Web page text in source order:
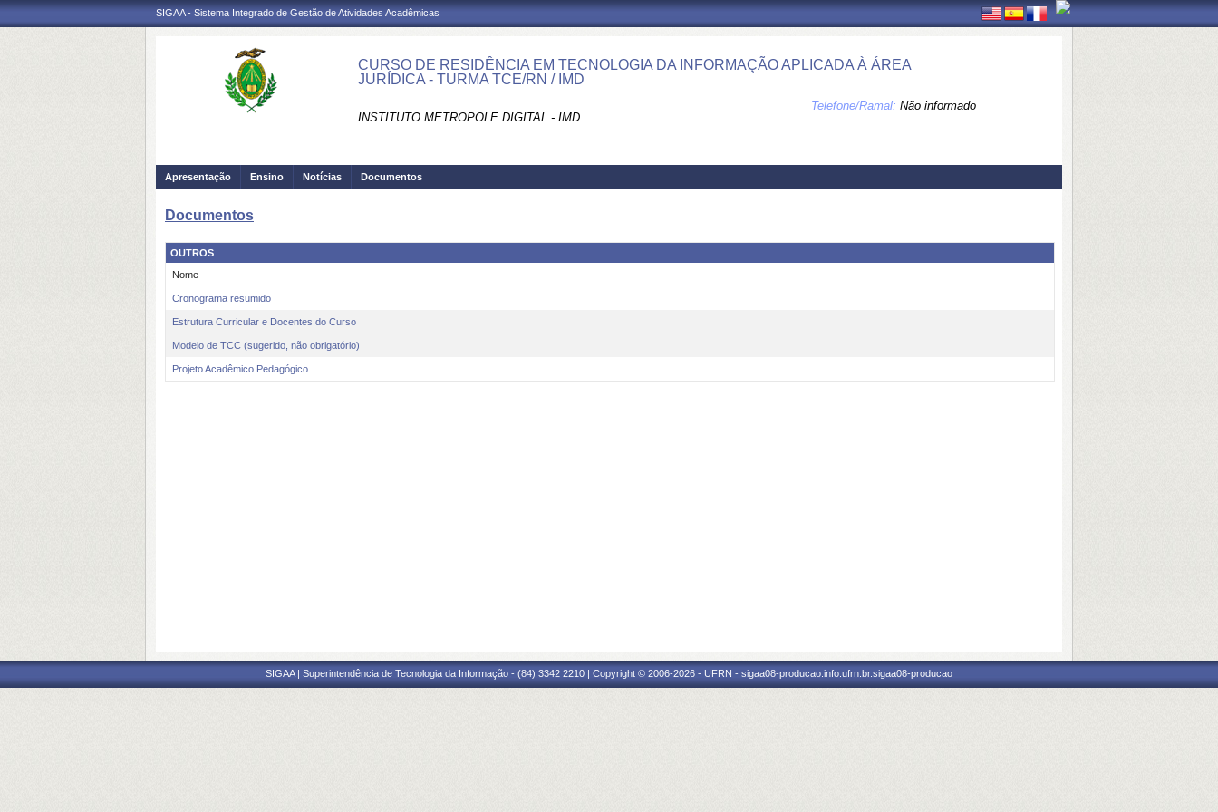
SIGAA - Sistema Integrado de Gestão de Atividades Acadêmicas
CURSO DE RESIDÊNCIA EM TECNOLOGIA DA INFORMAÇÃO APLICADA À ÁREA
JURÍDICA - TURMA TCE/RN / IMD
INSTITUTO METROPOLE DIGITAL - IMD
Telefone/Ramal: Não informado
Apresentação Ensino Notícias Documentos
Documentos
OUTROS
Nome
Cronograma resumido
Estrutura Curricular e Docentes do Curso
Modelo de TCC (sugerido, não obrigatório)
Projeto Acadêmico Pedagógico
SIGAA | Superintendência de Tecnologia da Informação - (84) 3342 2210 | Copyright © 2006-2026 - UFRN - sigaa08-producao.info.ufrn.br.sigaa08-producao